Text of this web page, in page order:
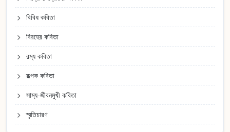
বিবিধ কবিতা
বিরহের কবিতা
রম্য কবিতা
রূপক কবিতা
সাম্য-জীবনমুখী কবিতা
স্মৃতিচারণ